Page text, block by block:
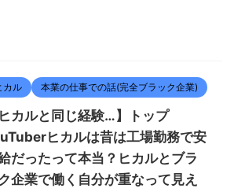
カル 本業の仕事での話(完全ブラック企業)
ヒカルと同じ経験…】トップ
ヒカルは昔は工場勤務で安
だったって本当？ヒカルとブラ
企業で働く自分が重なって見え